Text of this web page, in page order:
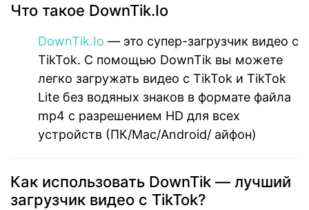
Что такое DownTik.Io
DownTik.Io — это супер-загрузчик видео с
TikTok. С помощью DownTik вы можете
легко загружать видео с TikTok и TikTok
Lite без водяных знаков в формате файла
mp4 с разрешением HD для всех
устройств (ПК/Mac/Android/ айфон)
Как использовать DownTik — лучший
загрузчик видео с TikTok?